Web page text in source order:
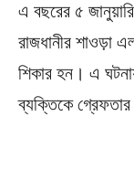
এ বছরের ৫ জানুয়ারি
রাজধানীর শাওড়া
শিকার হন। এ
ব্যক্তিকে